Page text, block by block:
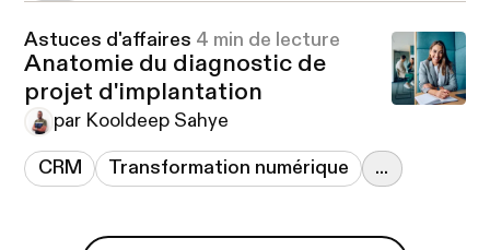
Astuces d'affaires 4 min de lecture
Anatomie du diagnostic de
projet d'implantation
par Kooldeep Sahye
CRM Transformation numérique ...